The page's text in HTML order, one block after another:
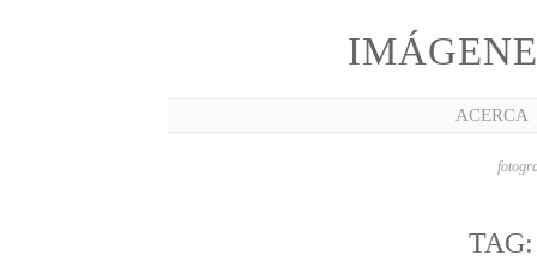
ACERCA